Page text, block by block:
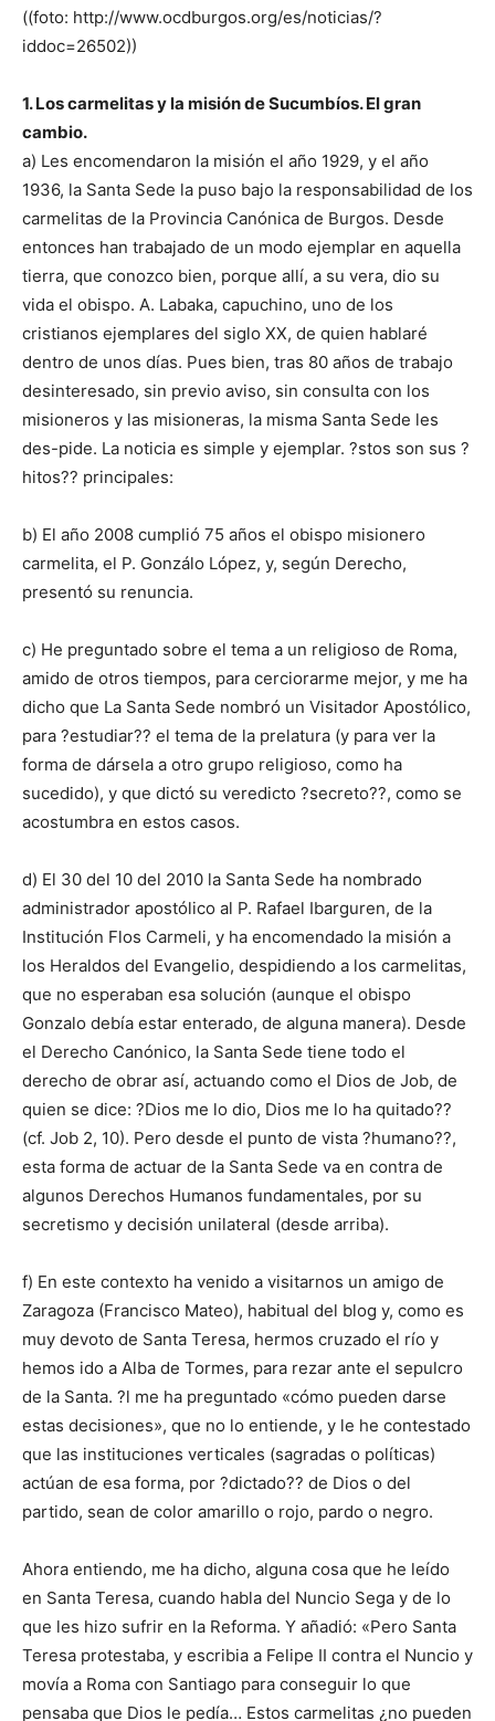
((foto: http://www.ocdburgos.org/es/noticias/?
iddoc=26502))
1. Los carmelitas y la misión de Sucumbíos. El gran
cambio.
a) Les encomendaron la misión el año 1929, y el año
1936, la Santa Sede la puso bajo la responsabilidad de los
carmelitas de la Provincia Canónica de Burgos. Desde
entonces han trabajado de un modo ejemplar en aquella
tierra, que conozco bien, porque allí, a su vera, dio su
vida el obispo. A. Labaka, capuchino, uno de los
cristianos ejemplares del siglo XX, de quien hablaré
dentro de unos días. Pues bien, tras 80 años de trabajo
desinteresado, sin previo aviso, sin consulta con los
misioneros y las misioneras, la misma Santa Sede les
des-pide. La noticia es simple y ejemplar. ?stos son sus ?
hitos?? principales:
b) El año 2008 cumplió 75 años el obispo misionero
carmelita, el P. Gonzálo López, y, según Derecho,
presentó su renuncia.
c) He preguntado sobre el tema a un religioso de Roma,
amido de otros tiempos, para cerciorarme mejor, y me ha
dicho que La Santa Sede nombró un Visitador Apostólico,
para ?estudiar?? el tema de la prelatura (y para ver la
forma de dársela a otro grupo religioso, como ha
sucedido), y que dictó su veredicto ?secreto??, como se
acostumbra en estos casos.
d) El 30 del 10 del 2010 la Santa Sede ha nombrado
administrador apostólico al P. Rafael Ibarguren, de la
Institución Flos Carmeli, y ha encomendado la misión a
los Heraldos del Evangelio, despidiendo a los carmelitas,
que no esperaban esa solución (aunque el obispo
Gonzalo debía estar enterado, de alguna manera). Desde
el Derecho Canónico, la Santa Sede tiene todo el
derecho de obrar así, actuando como el Dios de Job, de
quien se dice: ?Dios me lo dio, Dios me lo ha quitado??
(cf. Job 2, 10). Pero desde el punto de vista ?humano??,
esta forma de actuar de la Santa Sede va en contra de
algunos Derechos Humanos fundamentales, por su
secretismo y decisión unilateral (desde arriba).
f) En este contexto ha venido a visitarnos un amigo de
Zaragoza (Francisco Mateo), habitual del blog y, como es
muy devoto de Santa Teresa, hermos cruzado el río y
hemos ido a Alba de Tormes, para rezar ante el sepulcro
de la Santa. ?l me ha preguntado «cómo pueden darse
estas decisiones», que no lo entiende, y le he contestado
que las instituciones verticales (sagradas o políticas)
actúan de esa forma, por ?dictado?? de Dios o del
partido, sean de color amarillo o rojo, pardo o negro.
Ahora entiendo, me ha dicho, alguna cosa que he leído
en Santa Teresa, cuando habla del Nuncio Sega y de lo
que les hizo sufrir en la Reforma. Y añadió: «Pero Santa
Teresa protestaba, y escribia a Felipe II contra el Nuncio y
movía a Roma con Santiago para conseguir lo que
pensaba que Dios le pedía… Estos carmelitas ¿no pueden